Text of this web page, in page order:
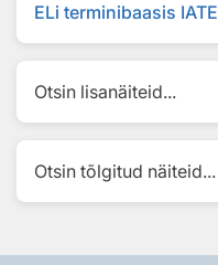
ELi terminibaasis IATE
Otsin lisanäiteid...
Otsin tõlgitud näiteid...